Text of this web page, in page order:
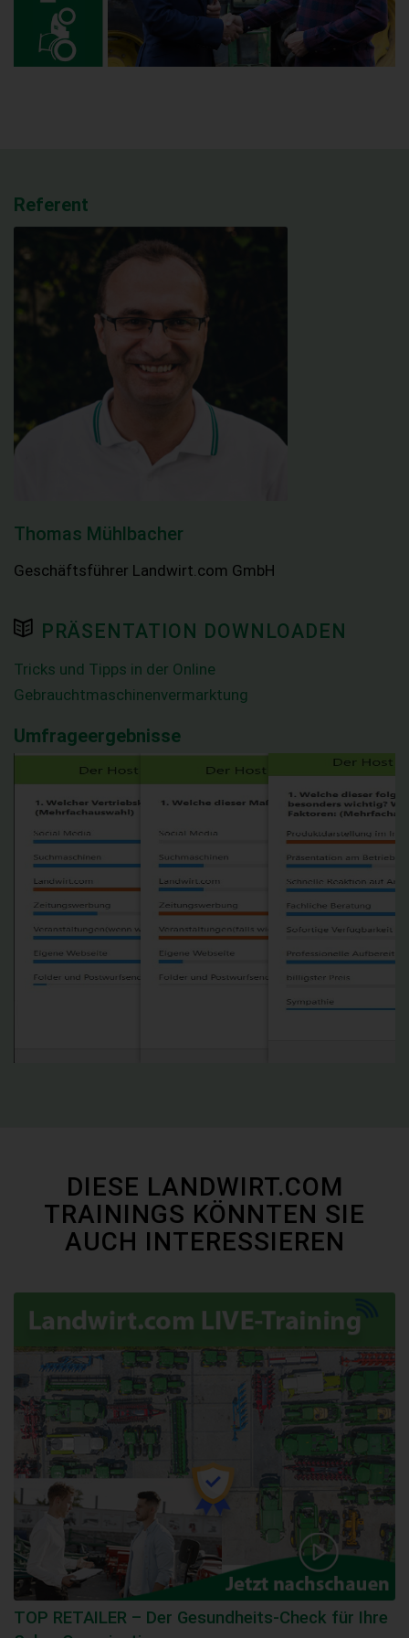
Referent
Thomas Mühlbacher
Geschäftsführer Landwirt.com GmbH
PRÄSENTATION DOWNLOADEN
Tricks und Tipps in der Online
Gebrauchtmaschinenvermarktung
Umfrageergebnisse
DIESE LANDWIRT.COM
TRAININGS KÖNNTEN SIE
AUCH INTERESSIEREN
TOP RETAILER – Der Gesundheits-Check für Ihre